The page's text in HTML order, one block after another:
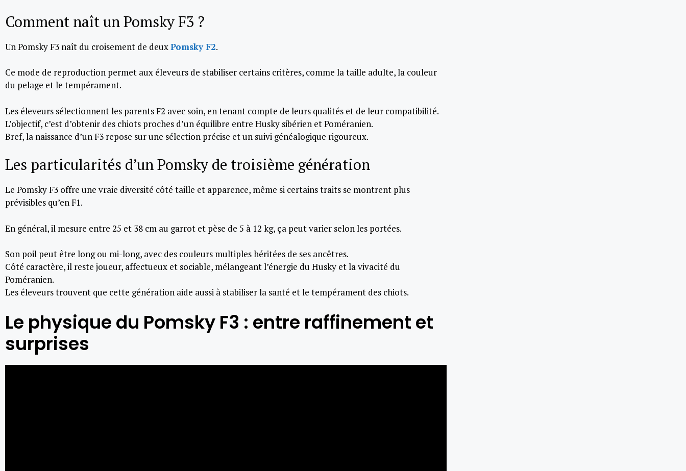
Comment naît un Pomsky F3 ?
Un Pomsky F3 naît du croisement de deuxPomsky F2.
Ce mode de reproduction permet aux éleveurs de stabiliser certains critères, comme la taille adulte, la couleur
du pelage et le tempérament.
Les éleveurs sélectionnent les parents F2 avec soin, en tenant compte de leurs qualités et de leur compatibilité.
L’objectif, c’est d’obtenir des chiots proches d’un équilibre entre Husky sibérien et Poméranien.
Bref, la naissance d’un F3 repose sur une sélection précise et un suivi généalogique rigoureux.
Les particularités d’un Pomsky de troisième génération
Le Pomsky F3 offre une vraie diversité côté taille et apparence, même si certains traits se montrent plus
prévisibles qu’en F1.
En général, il mesure entre 25 et 38 cm au garrot et pèse de 5 à 12 kg, ça peut varier selon les portées.
Son poil peut être long ou mi-long, avec des couleurs multiples héritées de ses ancêtres.
Côté caractère, il reste joueur, affectueux et sociable, mélangeant l’énergie du Husky et la vivacité du
Poméranien.
Les éleveurs trouvent que cette génération aide aussi à stabiliser la santé et le tempérament des chiots.
Le physique du Pomsky F3 : entre raffinement et
surprises